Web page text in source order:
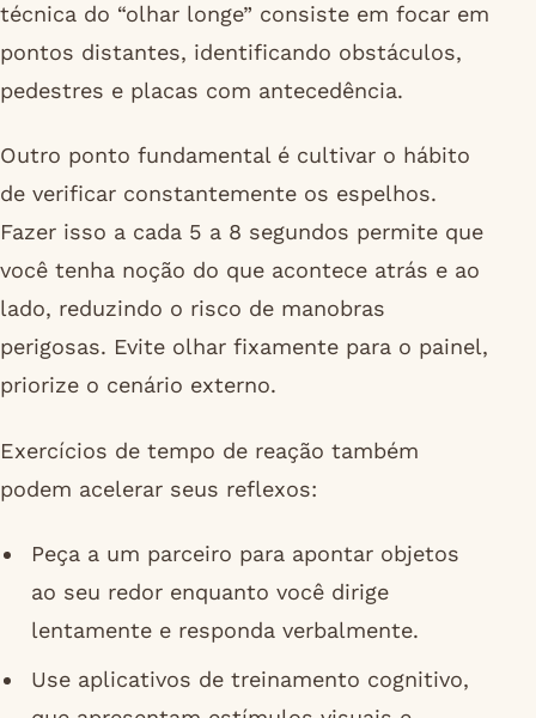
técnica do “olhar longe” consiste em focar em
pontos distantes, identificando obstáculos,
pedestres e placas com antecedência.
Outro ponto fundamental é cultivar o hábito
de verificar constantemente os espelhos.
Fazer isso a cada 5 a 8 segundos permite que
você tenha noção do que acontece atrás e ao
lado, reduzindo o risco de manobras
perigosas. Evite olhar fixamente para o painel,
priorize o cenário externo.
Exercícios de tempo de reação também
podem acelerar seus reflexos:
Peça a um parceiro para apontar objetos
ao seu redor enquanto você dirige
lentamente e responda verbalmente.
Use aplicativos de treinamento cognitivo,